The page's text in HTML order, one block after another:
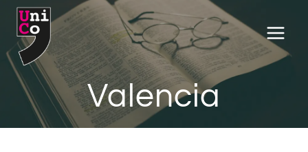
Saltar
contenido
Valencia